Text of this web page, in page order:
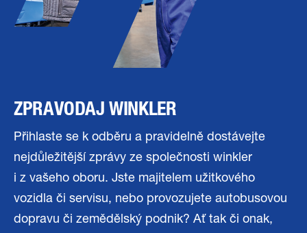
ZPRAVODAJ WINKLER
Přihlaste se k odběru a pravidelně dostávejte
nejdůležitější zprávy ze společnosti winkler
i z vašeho oboru. Jste majitelem užitkového
vozidla či servisu, nebo provozujete autobusovou
dopravu či zemědělský podnik? Ať tak či onak,